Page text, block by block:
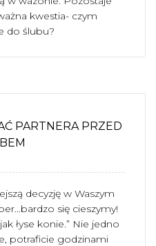
kwestia- czym
do ślubu?
PARTNERA PRZED
decyzję w Waszym
się cieszymy!
łyse konie.” Nie jedno
potraficie godzinami